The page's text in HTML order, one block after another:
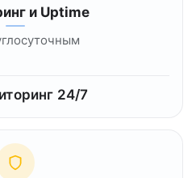
и Uptime
24/7